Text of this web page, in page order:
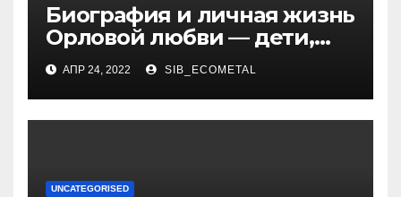
Биография и личная жизнь
Орловой любви — дети,
достижения, семейные
радости
АПР 24, 2022 SIB_ECOMETAL
UNCATEGORISED